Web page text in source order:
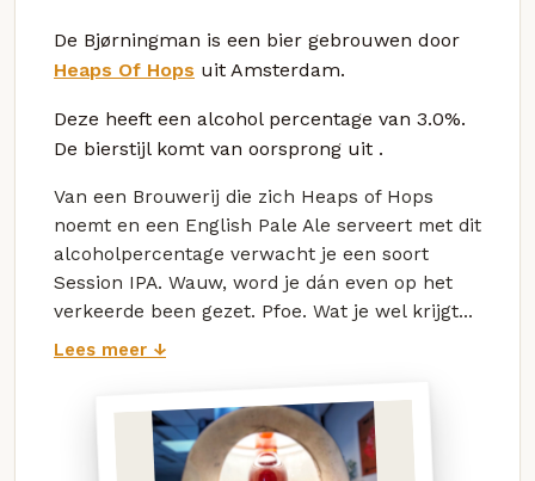
De Bjørningman is een bier gebrouwen door
Heaps Of Hops uit Amsterdam.
Deze heeft een alcohol percentage van 3.0%.
De bierstijl komt van oorsprong uit .
Van een Brouwerij die zich Heaps of Hops
noemt en een English Pale Ale serveert met dit
alcoholpercentage verwacht je een soort
Session IPA. Wauw, word je dán even op het
verkeerde been gezet. Pfoe. Wat je wel krijgt...
Lees meer ↓